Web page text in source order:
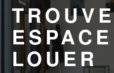
LOUER